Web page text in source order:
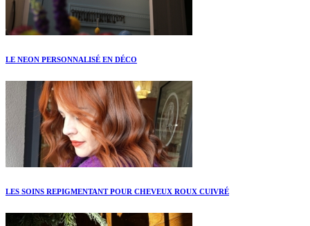
LE NEON PERSONNALISÉ EN DÉCO
LES SOINS REPIGMENTANT POUR CHEVEUX ROUX CUIVRÉ